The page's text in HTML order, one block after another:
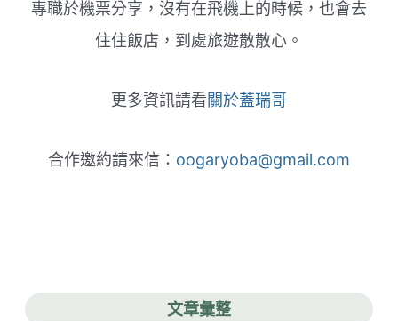
專職於機票分享，沒有在飛機上的時候，也會去
住住飯店，到處旅遊散散心。
更多資訊請看關於蓋瑞哥
合作邀約請來信： oogaryoba@gmail.com
文章彙整